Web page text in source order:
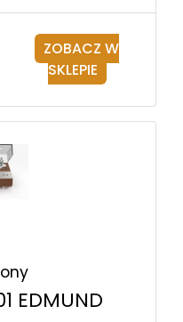
ZOBACZ W
SKLEPIE
EDMUND